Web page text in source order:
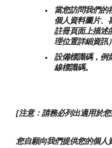
當您訪問我們的
個人資料圖片、
註冊頁面上描述
理位置詳細資訊
設備標識碼，例
線標識碼。
[注意：請務必列出適用於
您自願向我們提供您的個人